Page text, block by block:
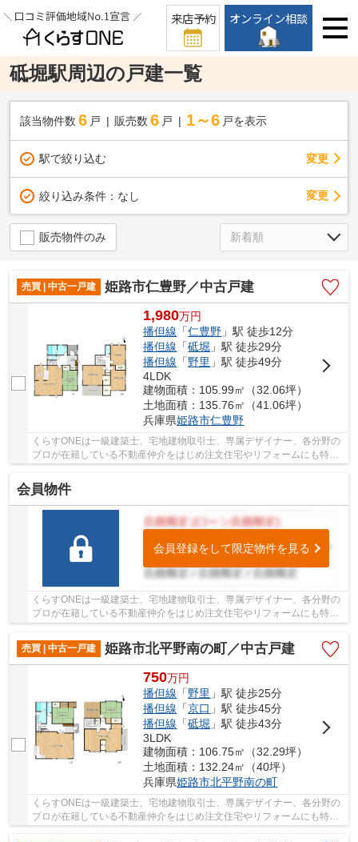
来店予約 オンライン相談
砥堀駅周辺の戸建一覧
該当物件数 6 戸 販売数 6 戸 1～6 戸を表示
駅で絞り込む 変更
絞り込み条件： なし 変更
販売物件のみ
売買 | 中古一戸建 姫路市仁豊野／中古戸建
1,980万円
播但線 「仁豊野 」駅 徒歩12分
播但線 「砥堀 」駅 徒歩29分
播但線 「野里 」駅 徒歩49分
4LDK
建物面積：105.99㎡（32.06坪）
土地面積：135.76㎡（41.06坪）
兵庫県姫路市仁豊野
くらすONEは一級建築士、宅地建物取引士、専属デザイナー、各分野の
プロが在籍している不動産仲介をはじめ注文住宅やリフォームにも特化
しているお店です♪住まいに関する事は何でも気...
会員物件
会員登録をして限定物件を見る
くらすONEは一級建築士、宅地建物取引士、専属デザイナー、各分野の
プロが在籍している不動産仲介をはじめ注文住宅やリフォームにも特化
しているお店です♪住まいに関する事は何でも気...
売買 | 中古一戸建
姫路市北平野南の町／中古戸建
750万円
播但線 「野里 」駅 徒歩25分
播但線 「京口 」駅 徒歩45分
播但線 「砥堀 」駅 徒歩43分
3LDK
建物面積：106.75㎡（32.29坪）
土地面積：132.24㎡（40坪）
兵庫県姫路市北平野南の町
くらすONEは一級建築士、宅地建物取引士、専属デザイナー、各分野の
プロが在籍している不動産仲介をはじめ注文住宅やリフォームにも特化
しているお店です♪住まいに関する事は何でも気...